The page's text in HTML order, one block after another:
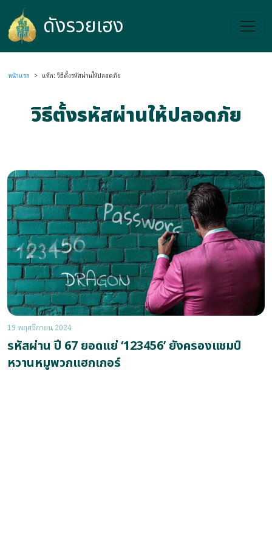
ดังรวยเฮง
ดังรวยเฮง
หน้าแรก > แท็ก: วิธีตั้งรหัสผ่านให้ปลอดภัย
วิธีตั้งรหัสผ่านให้ปลอดภัย
19 พฤศจิกายน 2024
รหัสผ่าน ปี 67 ยอดแย่ ‘123456’ ยังครองแชมป์
หวานหมูพวกแฮกเกอร์